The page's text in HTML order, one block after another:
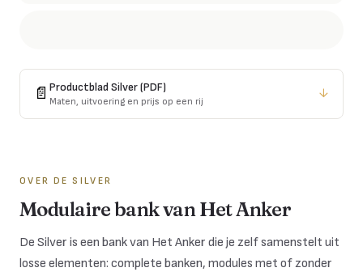
📄 ProductbladSilver(PDF)
Maten, uitvoering en prijs op een rij
↓
OVER DE SILVER
Modulaire bank van Het Anker
De Silver is een bank van Het Anker die je zelf samenstelt uit
losse elementen: complete banken, modules met of zonder